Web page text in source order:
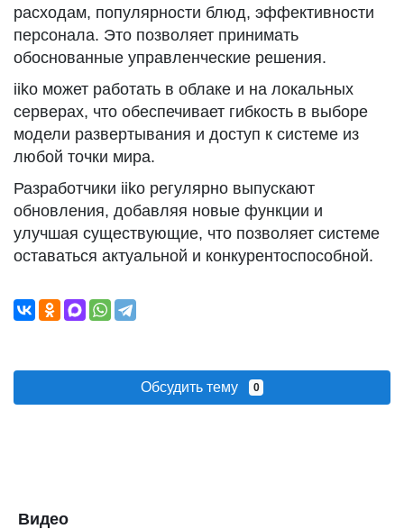
расходам, популярности блюд, эффективности
персонала. Это позволяет принимать
обоснованные управленческие решения.
iiko может работать в облаке и на локальных
серверах, что обеспечивает гибкость в выборе
модели развертывания и доступ к системе из
любой точки мира.
Разработчики iiko регулярно выпускают
обновления, добавляя новые функции и
улучшая существующие, что позволяет системе
оставаться актуальной и конкурентоспособной.
Обсудить тему 0
Видео